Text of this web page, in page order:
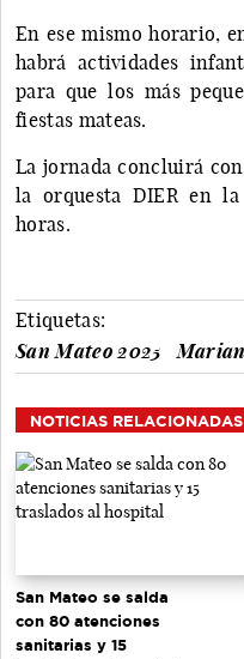
En ese mismo horario,
habrá actividades
para que los más
fiestas mateas.
La jornada concluirá
la orquesta DIER en la
horas.
Etiquetas:
San Mateo 2025
NOTICIAS RELACIONADAS
San Mateo se salda
con 80 atenciones
sanitarias y 15